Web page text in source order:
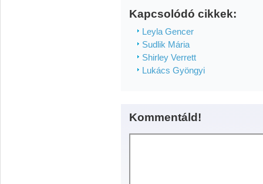
Kapcsolódó cikkek:
Leyla Gencer
Sudlik Mária
Shirley Verrett
Lukács Gyöngyi
Kommentáld!